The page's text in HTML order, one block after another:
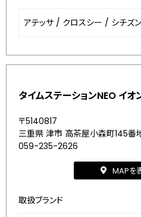
アテッサ / クロスシー / シチズ
タイムステーションNEO イ
〒5140817
三重県 津市 高茶屋小森町145
059-235-2626
MAPを
取扱ブランド